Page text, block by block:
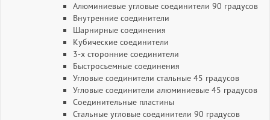
Алюминиевые угловые соединители 90 градусов
Внутренние соединители
Шарнирные соединения
Кубические соединители
3-х сторонние соединители
Быстросъемные соединения
Угловые соединители стальные 45 градусов
Угловые соединители алюминиевые 45 градусов
Соединительные пластины
Стальные угловые соединители 90 градусов